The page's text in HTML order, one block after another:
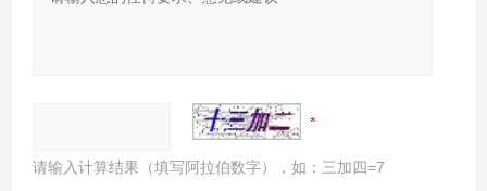
请输入计算结果（填写阿拉伯数字），如：三加四=7